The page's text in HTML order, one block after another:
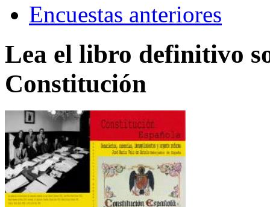
Encuestas anteriores
Lea el libro definitivo
Constitución